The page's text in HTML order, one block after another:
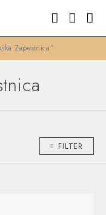
Zapestnica”
FILTER